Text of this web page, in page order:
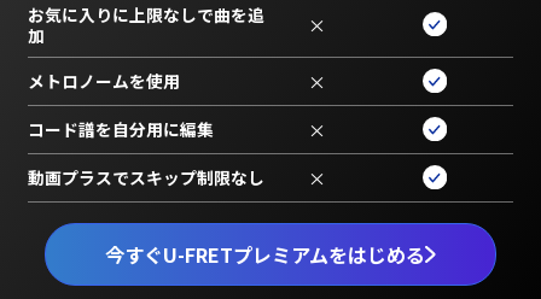
今すぐU-FRETプレミアムをはじめる
お気に入りに上限なしで曲を追
加
×
メトロノームを使用 ×
コード譜を自分用に編集 ×
動画プラスでスキップ制限なし ×